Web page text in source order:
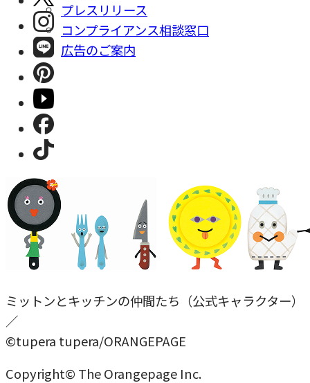
プレスリリース
コンプライアンス相談窓⼝
広告のご案内
ミットンとキッチンの仲間たち（公式キャラクター）
／
©tupera tupera/ORANGEPAGE
Copyright© The Orangepage Inc.